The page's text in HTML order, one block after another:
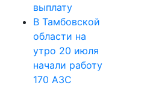
выплату
В Тамбовской
области на
утро 20 июля
начали работу
170 АЗС